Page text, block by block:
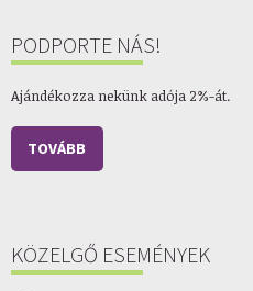
PODPORTE NÁS!
Ajándékozza nekünk adója 2%-át.
TOVÁBB
KÖZELGŐ ESEMÉNYEK